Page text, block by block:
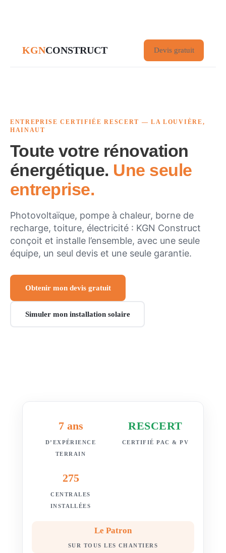
KGNCONSTRUCT Devis gratuit
ENTREPRISE CERTIFIÉE RESCERT — LA LOUVIÈRE,
HAINAUT
Toute votre rénovation
énergétique. Une seule
entreprise.
Photovoltaïque, pompe à chaleur, borne de
recharge, toiture, électricité : KGN Construct
conçoit et installe l’ensemble, avec une seule
équipe, un seul devis et une seule garantie.
Obtenir mon devis gratuit
Simuler mon installation solaire
7 ans
D’EXPÉRIENCE
TERRAIN
RESCERT
CERTIFIÉ PAC & PV
275
CENTRALES
INSTALLÉES
Le Patron
SUR TOUS LES CHANTIERS